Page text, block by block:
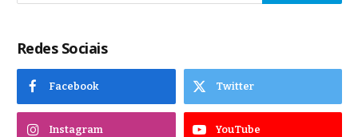
Redes Sociais
Facebook Twitter
Instagram YouTube